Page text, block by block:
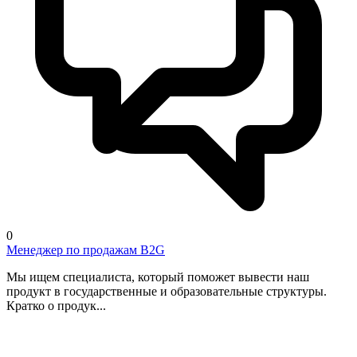
0
Менеджер по продажам B2G
Мы ищем специалиста, который поможет вывести наш
продукт в государственные и образовательные структуры.
Кратко о продук...